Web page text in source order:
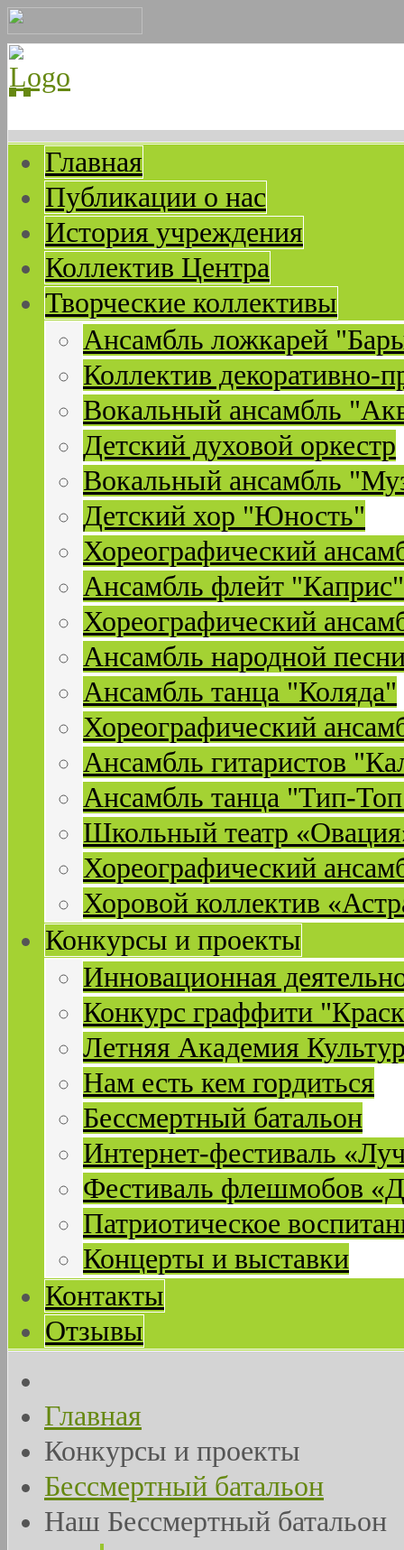
Главная
Публикации о нас
История учреждения
Коллектив Центра
Творческие коллективы
Ансамбль ложкарей
Коллектив декоративно-
Вокальный ансамбль
Детский духовой оркестр
Вокальный ансамбль
Детский хор "Юность"
Хореографический
Ансамбль флейт "Каприс"
Хореографический
Ансамбль народной
Ансамбль танца "Коляда"
Хореографический
Ансамбль гитаристов
Ансамбль танца "Тип-
Школьный театр
Хореографический
Хоровой коллектив
Конкурсы и проекты
Инновационная
Конкурс граффити
Летняя Академия
Нам есть кем гордиться
Бессмертный батальон
Интернет-фестиваль
Фестиваль флешмобов
Патриотическое
Концерты и выставки
Контакты
Отзывы
Главная
Конкурсы и проекты
Бессмертный батальон
Наш Бессмертный батальон